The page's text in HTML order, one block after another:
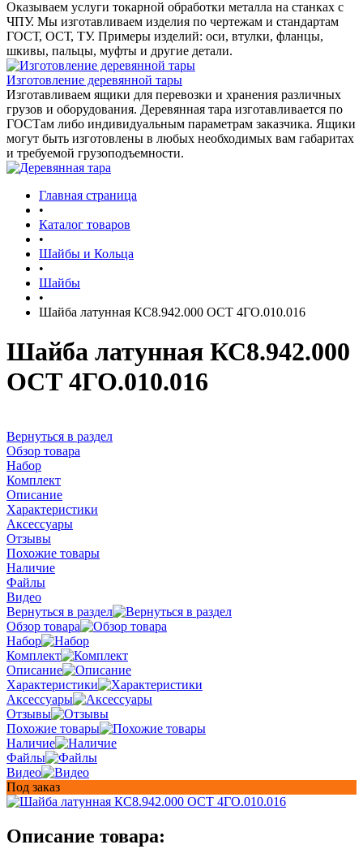
Оказываем услуги токарной обработки металла на станках с
ЧПУ. Мы изготавливаем изделия по чертежам и стандартам
ГОСТ, ОСТ, ТУ. Примеры изделий: оси, втулки, фланцы,
шкивы, пальцы, муфты и другие детали.
Изготовление деревянной тары
Изготавливаем ящики для перевозки и хранения различных
грузов и оборудования. Деревянная тара изготавливается по
ГОСТам либо индивидуальным параметрам заказчика. Ящики
могут быть изготовлены в любых необходимых вам габаритах
и требуемой грузоподъемности.
Главная страница
•
Каталог товаров
•
Шайбы и Кольца
•
Шайбы
•
Шайба латунная КС8.942.000 ОСТ 4ГО.010.016
Шайба латунная КС8.942.000
ОСТ 4ГО.010.016
Вернуться в раздел
Обзор товара
Набор
Комплект
Описание
Характеристики
Аксессуары
Отзывы
Похожие товары
Наличие
Файлы
Видео
Вернуться в раздел
Обзор товара
Набор
Комплект
Описание
Характеристики
Аксессуары
Отзывы
Похожие товары
Наличие
Файлы
Видео
Под заказ
Описание товара: